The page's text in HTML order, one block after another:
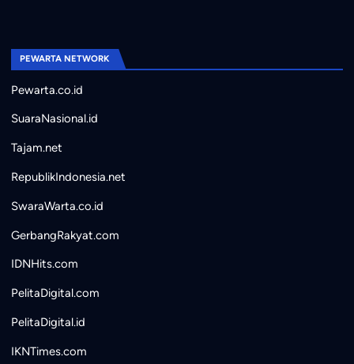
PEWARTA NETWORK
Pewarta.co.id
SuaraNasional.id
Tajam.net
RepublikIndonesia.net
SwaraWarta.co.id
GerbangRakyat.com
IDNHits.com
PelitaDigital.com
PelitaDigital.id
IKNTimes.com